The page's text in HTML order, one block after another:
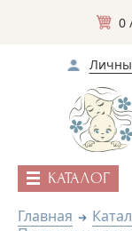
0
КАТАЛОГ
Главная